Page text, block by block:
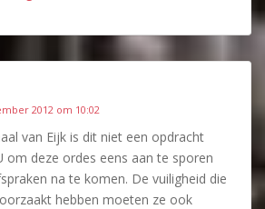
2012 om 10:02
van Eijk is dit niet een opdracht
om deze ordes eens aan te sporen
na te komen. De vuiligheid die
hebben moeten ze ook